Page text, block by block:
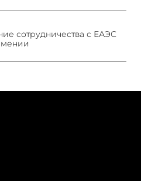
сотрудничества с ЕАЭС